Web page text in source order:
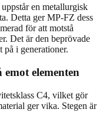
en metallurgisk
Detta ger MP-FZ dess
för att motstå
Det är den beprövade
i generationer.
elementen
C4, vilket gör
ger vika. Stegen är